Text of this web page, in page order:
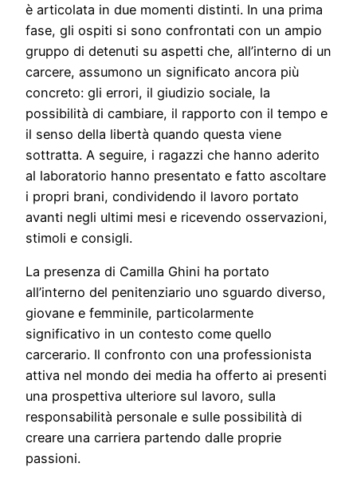
è articolata in due momenti distinti. In una prima
fase, gli ospiti si sono confrontati con un ampio
gruppo di detenuti su aspetti che, all’interno di un
carcere, assumono un significato ancora più
concreto: gli errori, il giudizio sociale, la
possibilità di cambiare, il rapporto con il tempo e
il senso della libertà quando questa viene
sottratta. A seguire, i ragazzi che hanno aderito
al laboratorio hanno presentato e fatto ascoltare
i propri brani, condividendo il lavoro portato
avanti negli ultimi mesi e ricevendo osservazioni,
stimoli e consigli.
La presenza di Camilla Ghini ha portato
all’interno del penitenziario uno sguardo diverso,
giovane e femminile, particolarmente
significativo in un contesto come quello
carcerario. Il confronto con una professionista
attiva nel mondo dei media ha offerto ai presenti
una prospettiva ulteriore sul lavoro, sulla
responsabilità personale e sulle possibilità di
creare una carriera partendo dalle proprie
passioni.